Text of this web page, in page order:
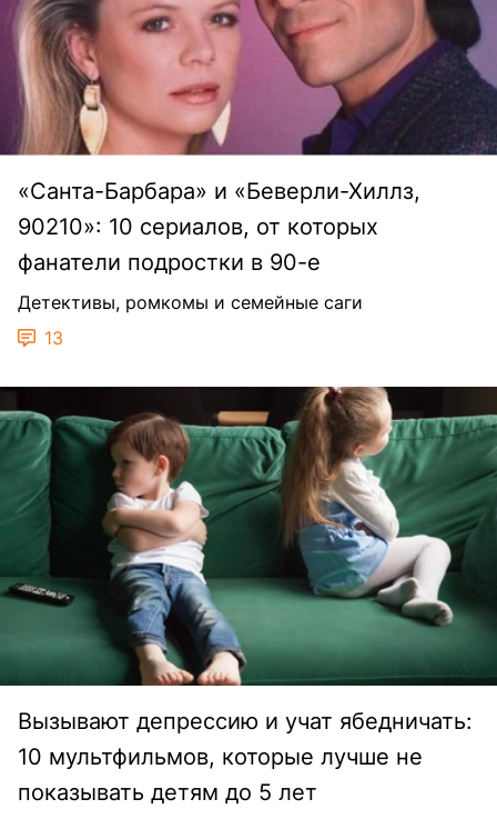
«Санта-Барбара» и «Беверли-Хиллз,
90210»: 10 сериалов, от которых
фанатели подростки в 90-е
Детективы, ромкомы и семейные саги
13
Вызывают депрессию и учат ябедничать:
10 мультфильмов, которые лучше не
показывать детям до 5 лет